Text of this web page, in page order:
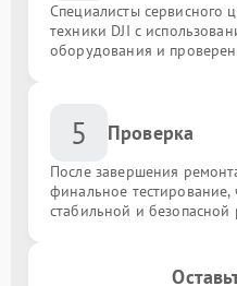
Специалисты сервисного
техники DJI с
оборудования и
5 Проверка
После завершения
финальное тестирование,
стабильной и безопасной